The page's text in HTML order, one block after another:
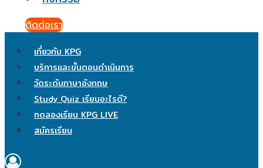
ติดต่อเรา
เกี่ยวกับ KPG
บริการและขั้นตอนดำเนินการ
วัดระดับภาษาอังกฤษ
Study Quiz เรียนอะไรดี?
ทดลองเรียน KPG LIVE
สมัครเรียน